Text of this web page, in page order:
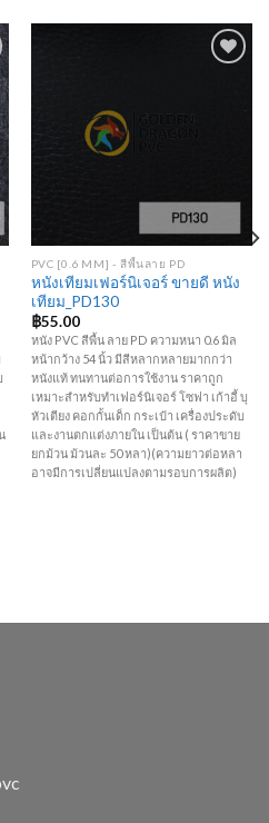
PVC [0.6 MM] - สีพื้นลาย PD
หนังเทียมเฟอร์นิเจอร์ ขายดี หนัง
เทียม_PD130
฿55.00
หนัง PVC สีพื้น ลาย PD ความหนา 0.6 มิล
หน้ากว้าง 54 นิ้ว มีสีหลากหลายมากกว่า
หนังแท้ ทนทานต่อการใช้งาน ราคาถูก
เหมาะสำหรับทำเฟอร์นิเจอร์ โซฟา เก้าอี้ บุ
หัวเตียง คอกกั้นเด็ก กระเป๋า เครื่องประดับ
และงานตกแต่งภายใน เป็นต้น ( ราคาขาย
ยกม้วน ม้วนละ 50 หลา)(ความยาวต่อหลา
อาจมีการเปลี่ยนแปลงตามรอบการผลิต)